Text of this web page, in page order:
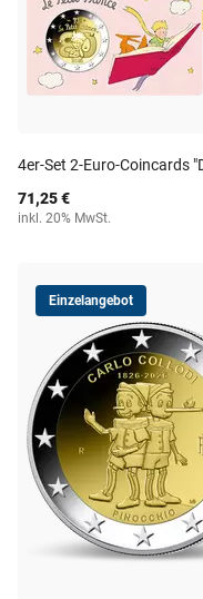
4er-Set 2-Euro-Coincards
71,25 €
inkl. 20% MwSt.
Einzelangebot